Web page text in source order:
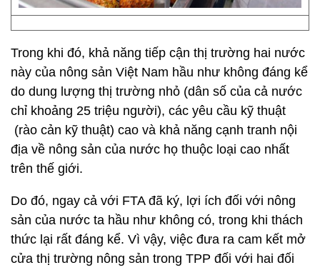
Trong khi đó, khả năng tiếp cận thị trường hai nước
này của nông sản Việt Nam hầu như không đáng kể
do dung lượng thị trường nhỏ (dân số của cả nước
chỉ khoảng 25 triệu người), các yêu cầu kỹ thuật
(rào cản kỹ thuật) cao và khả năng cạnh tranh nội
địa về nông sản của nước họ thuộc loại cao nhất
trên thế giới.
Do đó, ngay cả với FTA đã ký, lợi ích đối với nông
sản của nước ta hầu như không có, trong khi thách
thức lại rất đáng kể. Vì vậy, việc đưa ra cam kết mở
cửa thị trường nông sản trong TPP đối với hai đối